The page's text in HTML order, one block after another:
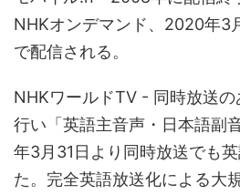
NHKオンデマンド、2020年3
で配信される。
NHKワールドTV - 同時放送
行い「英語主音声・日本語副
年3月31日より同時放送でも
た。完全英語放送化による大